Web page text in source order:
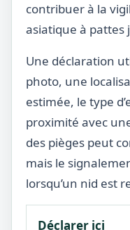
contribuer à la
asiatique à pattes
Une déclaration
photo, une
estimée, le type
proximité avec
des pièges peut
mais le
lorsqu’un nid est
Déclarer ici